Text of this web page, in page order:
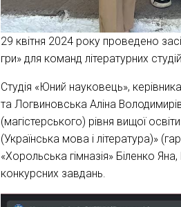
29 квітня 2024 року проведено
гри» для команд літературних
Студія «Юний науковець»,
та Логвиновська Аліна
(магістерського) рівня вищої
(Українська мова і література)»
«Хорольська гімназія» Біленко
конкурсних завдань.